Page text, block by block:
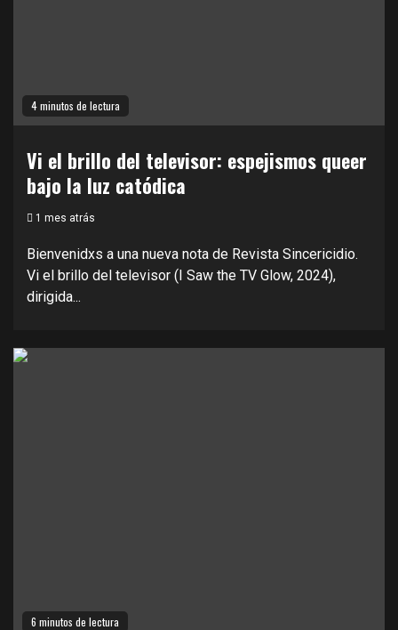
4 minutos de lectura
Vi el brillo del televisor: espejismos queer
bajo la luz catódica
1 mes atrás
Bienvenidxs a una nueva nota de Revista Sincericidio.
Vi el brillo del televisor (I Saw the TV Glow, 2024),
dirigida...
6 minutos de lectura